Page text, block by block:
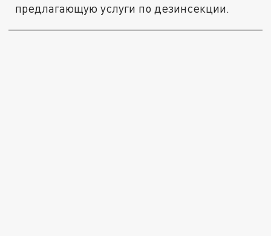
предлагающую услуги по дезинсекции.